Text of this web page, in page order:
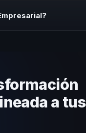
a tus